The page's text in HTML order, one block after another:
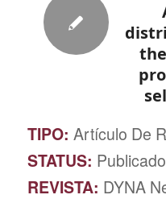
TIPO: Artículo De
STATUS: Publicado
REVISTA: DYNA